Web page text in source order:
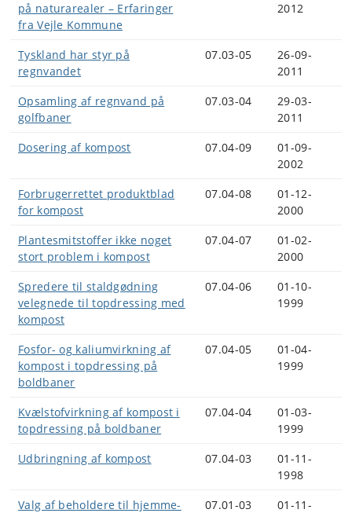
på naturarealer – Erfaringer
fra Vejle Kommune
2012
Tyskland har styr på
regnvandet
07.03-05
26-09-
2011
Opsamling af regnvand på
golfbaner
07.03-04
29-03-
2011
Dosering af kompost
07.04-09
01-09-
2002
Forbrugerrettet produktblad
for kompost
07.04-08
01-12-
2000
Plantesmitstoffer ikke noget
stort problem i kompost
07.04-07
01-02-
2000
Spredere til staldgødning
velegnede til topdressing med
kompost
07.04-06
01-10-
1999
Fosfor- og kaliumvirkning af
kompost i topdressing på
boldbaner
07.04-05
01-04-
1999
Kvælstofvirkning af kompost i
topdressing på boldbaner
07.04-04
01-03-
1999
Udbringning af kompost
07.04-03
01-11-
1998
Valg af beholdere til hjemme-
07.01-03
01-11-